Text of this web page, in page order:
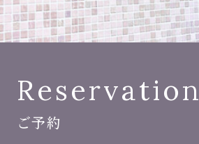
Reservation
ご予約